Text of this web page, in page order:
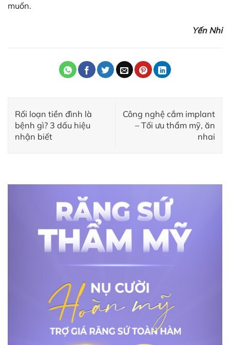
muốn.
Yến Nhi
Rối loạn tiền đình là
bệnh gì? 3 dấu hiệu
nhận biết
Công nghệ cắm implant
– Tối ưu thẩm mỹ, ăn
nhai